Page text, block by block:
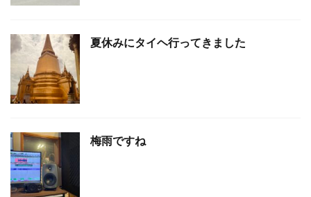
夏休みにタイヘ行ってきました
梅雨ですね